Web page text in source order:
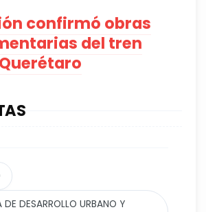
confirmó obras
del tren
DE DESARROLLO URBANO Y